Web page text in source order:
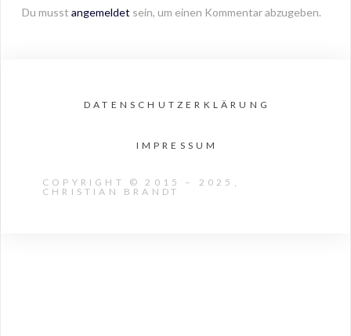
Du musst angemeldet sein, um einen Kommentar abzugeben.
DATENSCHUTZERKLÄRUNG
IMPRESSUM
COPYRIGHT © 2015 – 2025,
CHRISTIAN BRANDT